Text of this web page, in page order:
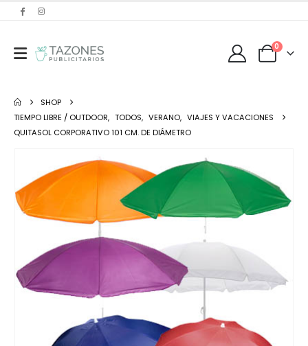
0
SHOP
TIEMPO LIBRE / OUTDOOR, TODOS, VERANO, VIAJES Y VACACIONES
QUITASOL CORPORATIVO 101 CM. DE DIÁMETRO